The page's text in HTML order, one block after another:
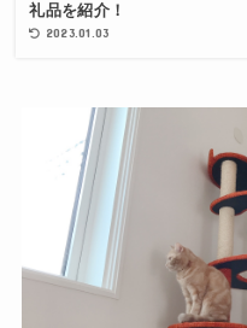
礼品を紹介！
2023.01.03